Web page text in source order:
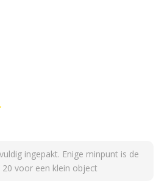
ingepakt. Enige minpunt is de
voor een klein object